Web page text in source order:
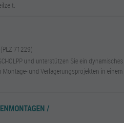
71229)
und unterstützen Sie ein dynamisches
und Verlagerungsprojekten in einem
/